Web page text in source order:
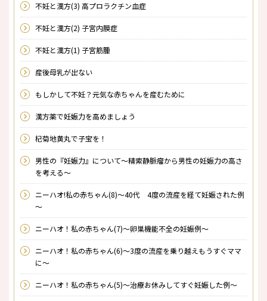
不妊と漢方(3) 高プロラクチン血症
不妊と漢方(2) 子宮内膜症
不妊と漢方(1) 子宮筋腫
産後母乳が出ない
もしかして不妊？元気な赤ちゃんを産むために
漢方薬で妊娠力を高めましょう
杞菊地黄丸で子宝を！
男性の『妊娠力』について～精索静脈瘤から男性の妊娠力の高さ
を考える～
ニーハオ!私の赤ちゃん(8)～40代 4度の流産を経て妊娠された例
～
ニーハオ！私の赤ちゃん(7)～卵巣機能不全の妊娠例～
ニーハオ！私の赤ちゃん(6)～3度の流産を乗り越えもうすぐママ
に～
ニーハオ！私の赤ちゃん(5)～治療お休みしてすぐ妊娠した例～